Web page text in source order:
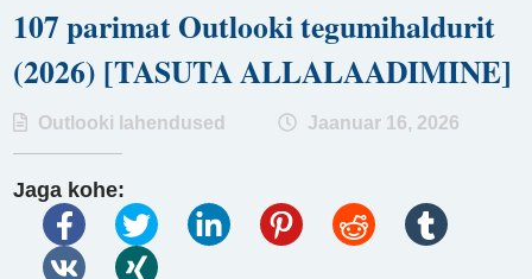
107 parimat Outlooki tegumihaldurit
(2026) [TASUTA ALLALAADIMINE]
Outlooki lahendused Jaanuar 16, 2026
Jaga kohe: